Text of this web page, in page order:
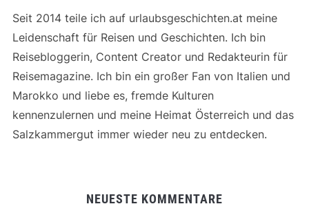
Seit 2014 teile ich auf urlaubsgeschichten.at meine
Leidenschaft für Reisen und Geschichten. Ich bin
Reisebloggerin, Content Creator und Redakteurin für
Reisemagazine. Ich bin ein großer Fan von Italien und
Marokko und liebe es, fremde Kulturen
kennenzulernen und meine Heimat Österreich und das
Salzkammergut immer wieder neu zu entdecken.
NEUESTE KOMMENTARE